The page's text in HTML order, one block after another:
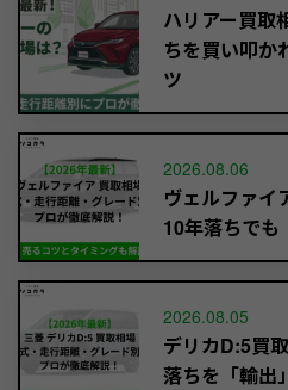
ハリアー買取
ちを買い叩か
ツ
2026.08.06
ヴェルファイ
10年落ちでも
2026.08.05
デリカD:5買
落ちを「輸出